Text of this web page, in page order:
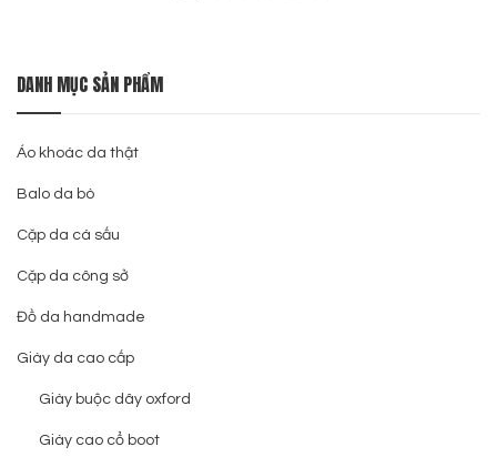
DANH MỤC SẢN PHẨM
Áo khoác da thật
Balo da bò
Cặp da cá sấu
Cặp da công sở
Đồ da handmade
Giày da cao cấp
Giày buộc dây oxford
Giày cao cổ boot